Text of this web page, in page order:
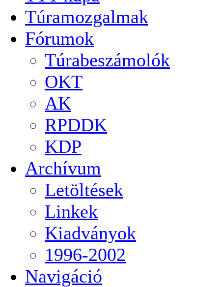
Túramozgalmak
Fórumok
Túrabeszámolók
OKT
AK
RPDDK
KDP
Archívum
Letöltések
Linkek
Kiadványok
1996-2002
Navigáció